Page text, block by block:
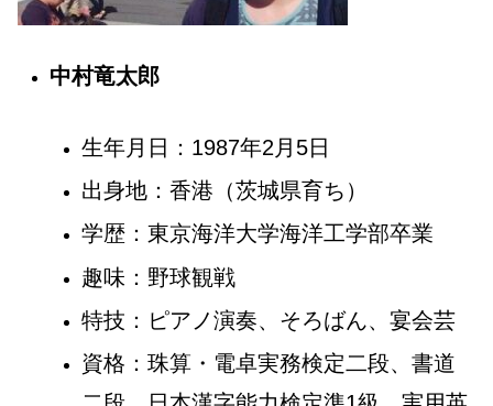
中村竜太郎
生年月日：1987年2月5日
出身地：香港（茨城県育ち）
学歴：東京海洋大学海洋工学部卒業
趣味：野球観戦
特技：ピアノ演奏、そろばん、宴会芸
資格：珠算・電卓実務検定二段、書道